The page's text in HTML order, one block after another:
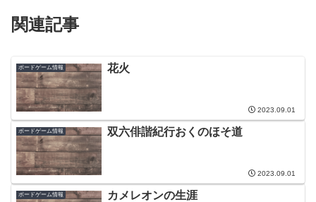
関連記事
ボードゲーム情報 花火
2023.09.01
ボードゲーム情報 双六俳諧紀行おくのほそ道
2023.09.01
ボードゲーム情報 カメレオンの生涯